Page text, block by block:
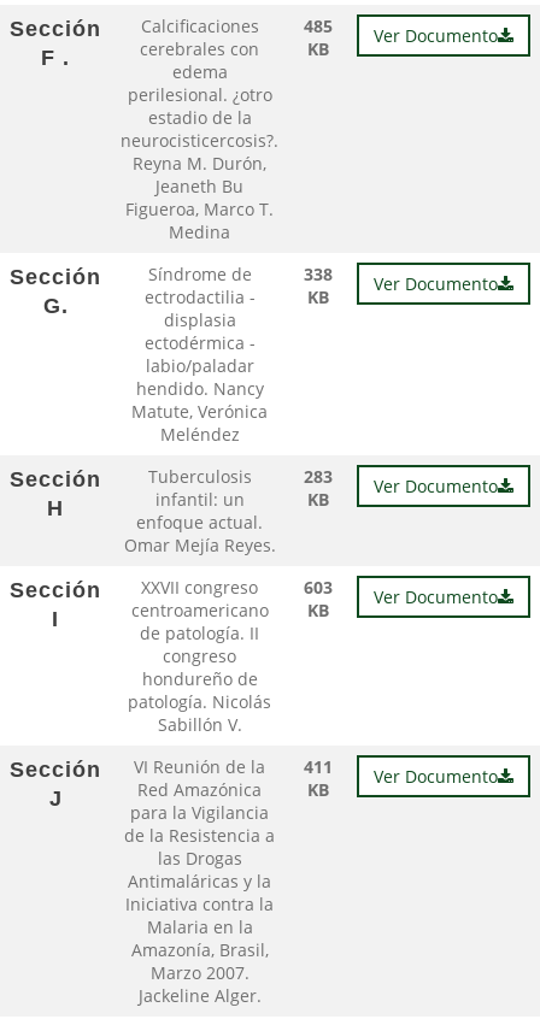
Sección
F .
Calcificaciones
cerebrales con
edema
perilesional. ¿otro
estadio de la
neurocisticercosis?.
Reyna M. Durón,
Jeaneth Bu
Figueroa, Marco T.
Medina
485
KB
Ver Documento
Sección
G.
Síndrome de
ectrodactilia -
displasia
ectodérmica -
labio/paladar
hendido. Nancy
Matute, Verónica
Meléndez
338
KB
Ver Documento
Sección
H
Tuberculosis
infantil: un
enfoque actual.
Omar Mejía Reyes.
283
KB
Ver Documento
Sección
I
XXVII congreso
centroamericano
de patología. II
congreso
hondureño de
patología. Nicolás
Sabillón V.
603
KB
Ver Documento
Sección
J
VI Reunión de la
Red Amazónica
para la Vigilancia
de la Resistencia a
las Drogas
Antimaláricas y la
Iniciativa contra la
Malaria en la
Amazonía, Brasil,
Marzo 2007.
Jackeline Alger.
411
KB
Ver Documento